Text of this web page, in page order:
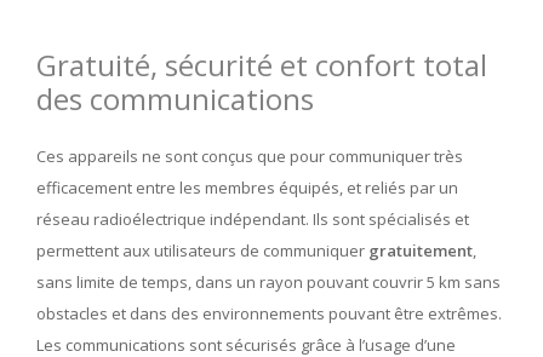
Gratuité, sécurité et confort total
des communications
Ces appareils ne sont conçus que pour communiquer très
efficacement entre les membres équipés, et reliés par un
réseau radioélectrique indépendant. Ils sont spécialisés et
permettent aux utilisateurs de communiquer gratuitement,
sans limite de temps, dans un rayon pouvant couvrir 5 km sans
obstacles et dans des environnements pouvant être extrêmes.
Les communications sont sécurisés grâce à l’usage d’une